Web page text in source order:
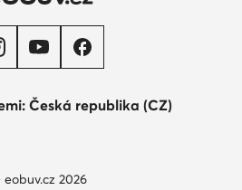
Česká republika (CZ)
2026